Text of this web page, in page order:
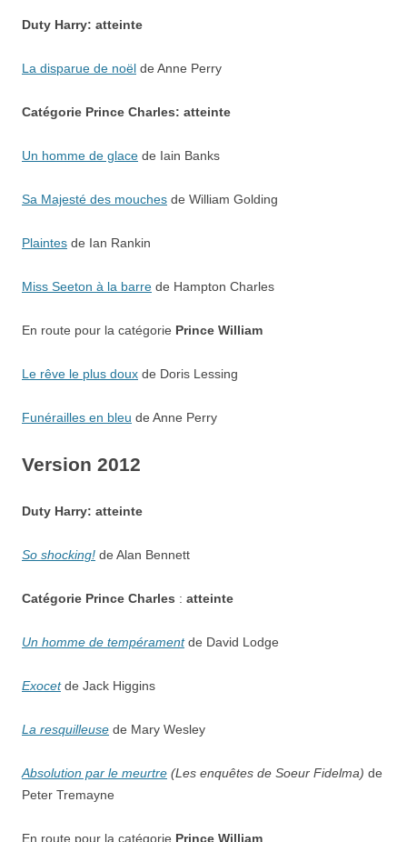
Duty Harry: atteinte
La disparue de noël de Anne Perry
Catégorie Prince Charles: atteinte
Un homme de glace de Iain Banks
Sa Majesté des mouches de William Golding
Plaintes de Ian Rankin
Miss Seeton à la barre de Hampton Charles
En route pour la catégorie Prince William
Le rêve le plus doux de Doris Lessing
Funérailles en bleu de Anne Perry
Version 2012
Duty Harry: atteinte
So shocking! de Alan Bennett
Catégorie Prince Charles : atteinte
Un homme de tempéramentde David Lodge
Exocetde Jack Higgins
La resquilleuse de Mary Wesley
Absolution par le meurtre (Les enquêtes de Soeur Fidelma) de
Peter Tremayne
En route pour la catégorie Prince William